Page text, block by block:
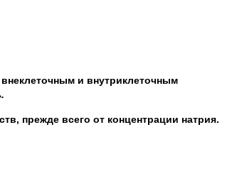
и внутриклеточным
прежде всего от концентрации натрия.